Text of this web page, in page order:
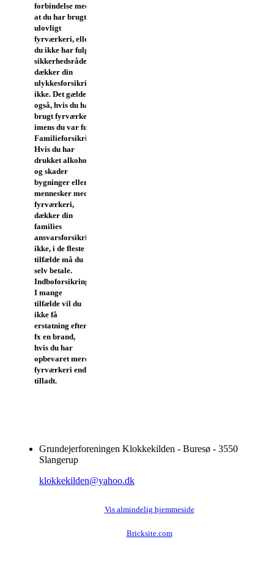
forbindelse med,
at du har brugt
ulovligt
fyrværkeri, eller
du ikke har fulgt
sikkerhedsrådene,
dækker din
ulykkesforsikring
ikke. Det gælder
også, hvis du har
brugt fyrværkeri,
imens du var fuld.
Familieforsikring
Hvis du har
drukket alkohol
og skader
bygninger eller
mennesker med
fyrværkeri,
dækker din
families
ansvarsforsikring
ikke, i de fleste
tilfælde må du
selv betale.
Indboforsikring
I mange
tilfælde vil du
ikke få
erstatning efter
fx en brand,
hvis du har
opbevaret mere
fyrværkeri end
tilladt.
Grundejerforeningen Klokkekilden - Buresø - 3550
Slangerup
klokkekilden@yahoo.dk
Vis almindelig hjemmeside
Bricksite.com